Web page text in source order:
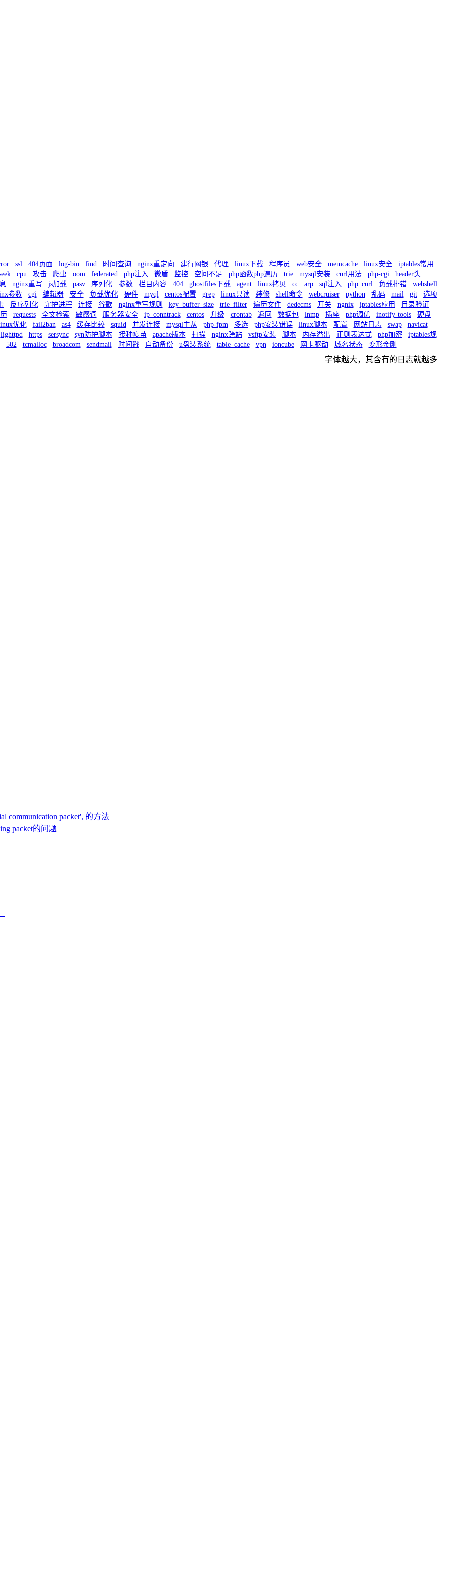
ssl 404页面 log-bin find 时间查询 nginx重定向 建行网银 代理 linux下载 程序员 web安全 memcache linux安全
iptables常用
cpu 攻击 爬虫 oom federated php注入 微盾 监控 空间不足 php函数php遍历 trie mysql安装 curl用法 php-cgi
header头
nginx重写 js加载 pasv 序列化 参数 栏目内容 404 ghostfiles下载 agent linux拷贝 cc arp sql注入 php_curl 负载排错
webshell
参数
cgi 编辑器 安全 负载优化 硬件 myql centos配置 grep linux只读 装修 shell命令 webcruiser python 乱码 mail git
选项
反序列化 守护进程 连接 谷歌 nginx重写规则 key_buffer_size trie_filter 遍历文件 dedecms 开关 ngnix iptables应用
目录验证
requests 全文检索 敏感词 服务器安全 ip_conntrack centos 升级 crontab 返回 数据包 lnmp 插座 php调优 inotify-tools
硬盘
优化
fail2ban as4 缓存比较 squid 并发连接 mysql主从 php-fpm 多选 php安装错误 linux脚本 配置 网站日志 swap
navicat
lighttpd
https sersync syn防护脚本 接种疫苗 apache版本 扫描 nginx跨站 vsftp安装 脚本 内存溢出 正则表达式 php加密
iptables规
502
tcmalloc broadcom sendmail 时间戳 自动备份 u盘装系统 table_cache vpn ioncube 网卡驱动 域名状态 变形金刚
字体越大，其含有的日志就越多
communication packet', 的方法
packet的问题